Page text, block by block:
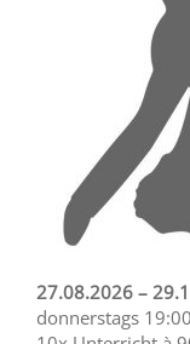
27.08.2026 –
donnerstags